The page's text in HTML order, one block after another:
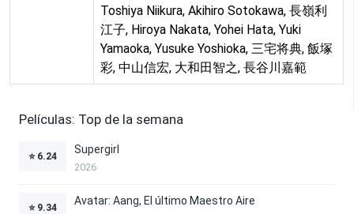
Toshiya Niikura, Akihiro Sotokawa, 長嶺利
江子, Hiroya Nakata, Yohei Hata, Yuki
Yamaoka, Yusuke Yoshioka, 三宅将典, 飯塚
彩, 中山信宏, 大和田智之, 長谷川嘉範
Películas: Top de la semana
⭐ 6.24
Supergirl
2026
⭐ 9.34
Avatar: Aang, El último Maestro Aire